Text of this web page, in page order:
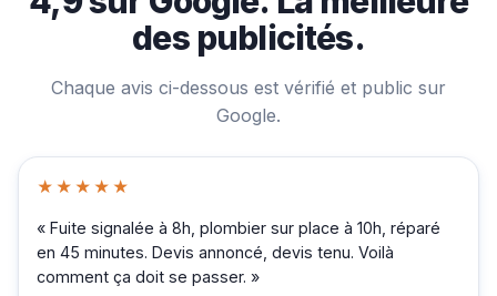
des publicités.
Chaque avis ci-dessous est vérifié et public sur
Google.
★★★★★
« Fuite signalée à 8h, plombier sur place à 10h, réparé
en 45 minutes. Devis annoncé, devis tenu. Voilà
comment ça doit se passer. »